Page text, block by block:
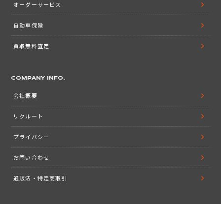
オーダーサービス
自動車保険
買取無料査定
COMPANY INFO.
会社概要
リクルート
プライバシー
お問い合わせ
通販法・特定商取引